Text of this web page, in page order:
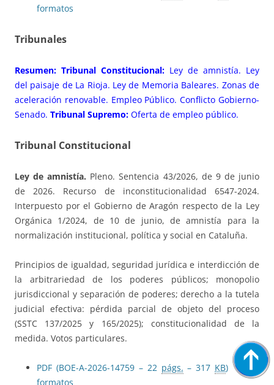
formatos
Tribunales
Resumen: Tribunal Constitucional: Ley de amnistía. Ley
del paisaje de La Rioja. Ley de Memoria Baleares. Zonas de
aceleración renovable. Empleo Público. Conflicto Gobierno-
Senado. Tribunal Supremo: Oferta de empleo público.
Tribunal Constitucional
Ley de amnistía. Pleno. Sentencia 43/2026, de 9 de junio
de 2026. Recurso de inconstitucionalidad 6547-2024.
Interpuesto por el Gobierno de Aragón respecto de la Ley
Orgánica 1/2024, de 10 de junio, de amnistía para la
normalización institucional, política y social en Cataluña.
Principios de igualdad, seguridad jurídica e interdicción de
la arbitrariedad de los poderes públicos; monopolio
jurisdiccional y separación de poderes; derecho a la tutela
judicial efectiva: pérdida parcial de objeto del proceso
(SSTC 137/2025 y 165/2025); constitucionalidad de la
medida. Votos particulares.
PDF (BOE-A-2026-14759 – 22 págs. – 317 KB)
Otros
formatos